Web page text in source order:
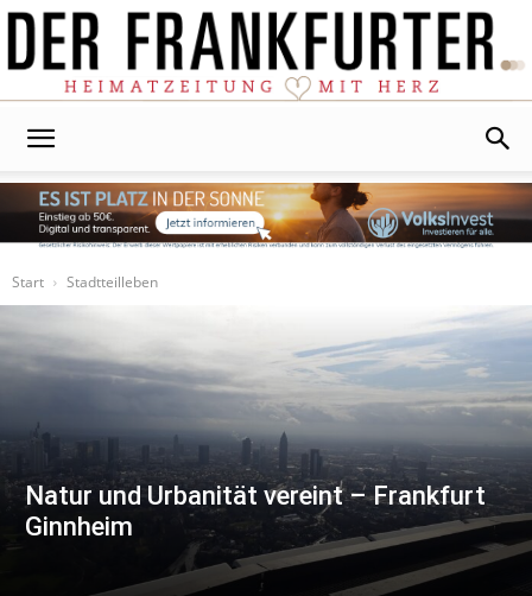
Start
Stadtteilleben
Natur und Urbanität vereint – Frankfurt
Ginnheim